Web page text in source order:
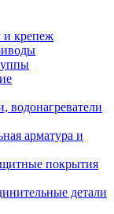
и крепеж
водонагреватели
арматура и
покрытия
детали